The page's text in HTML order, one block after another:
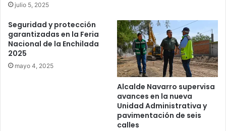
julio 5, 2025
Seguridad y protección
garantizadas en la Feria
Nacional de la Enchilada
2025
mayo 4, 2025
Alcalde Navarro supervisa
avances en la nueva
Unidad Administrativa y
pavimentación de seis
calles